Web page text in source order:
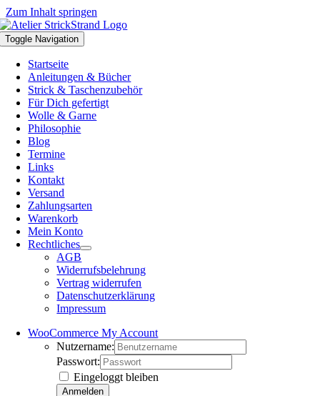
Zum Inhalt springen
Toggle Navigation
Startseite
Anleitungen & Bücher
Strick & Taschenzubehör
Für Dich gefertigt
Wolle & Garne
Philosophie
Blog
Termine
Links
Kontakt
Versand
Zahlungsarten
Warenkorb
Mein Konto
Rechtliches
AGB
Widerrufsbelehrung
Vertrag widerrufen
Datenschutzerklärung
Impressum
WooCommerce My Account
Nutzername:
Passwort:
Eingeloggt bleiben